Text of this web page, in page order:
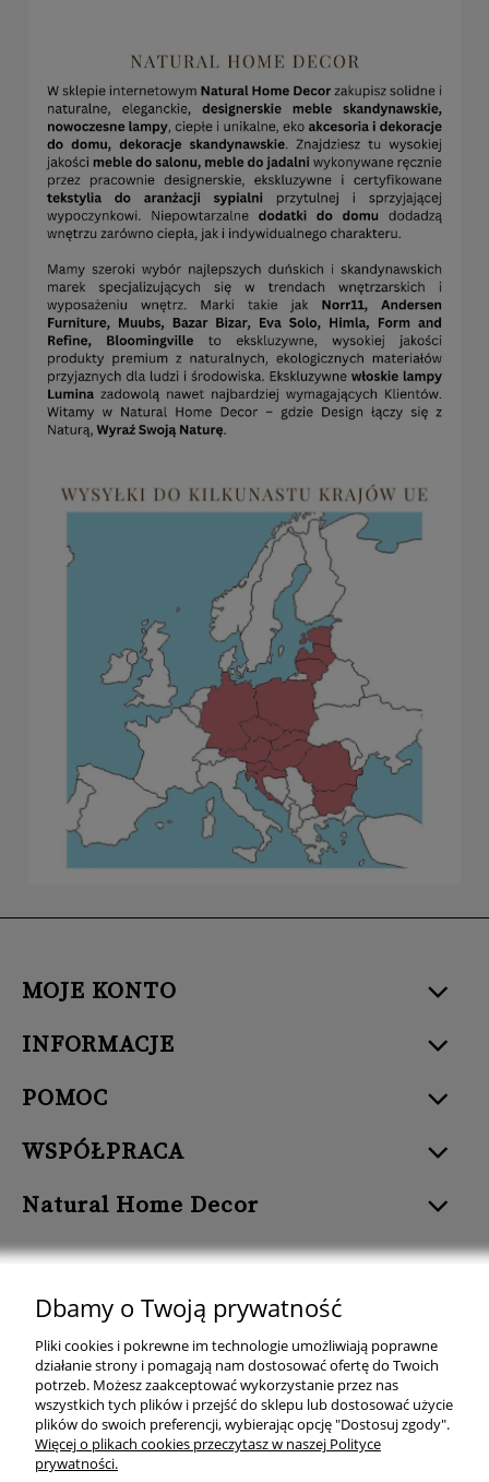
MOJE KONTO
INFORMACJE
POMOC
WSPÓŁPRACA
Natural Home Decor
Natural Home Decor | E-mail: sklep at naturalhomedecor.pl | Tel.:
507 707 299
| NIP: 7971800592 | REGON: 381429127
Copyright © 2026 - Naturalhomedecor.pl
Dbamy o Twoją prywatność
Pliki cookies i pokrewne im technologie umożliwiają poprawne
działanie strony i pomagają nam dostosować ofertę do Twoich
potrzeb. Możesz zaakceptować wykorzystanie przez nas
wszystkich tych plików i przejść do sklepu lub dostosować użycie
plików do swoich preferencji, wybierając opcję "Dostosuj zgody".
Więcej o plikach cookies przeczytasz w naszej Polityce
prywatności.